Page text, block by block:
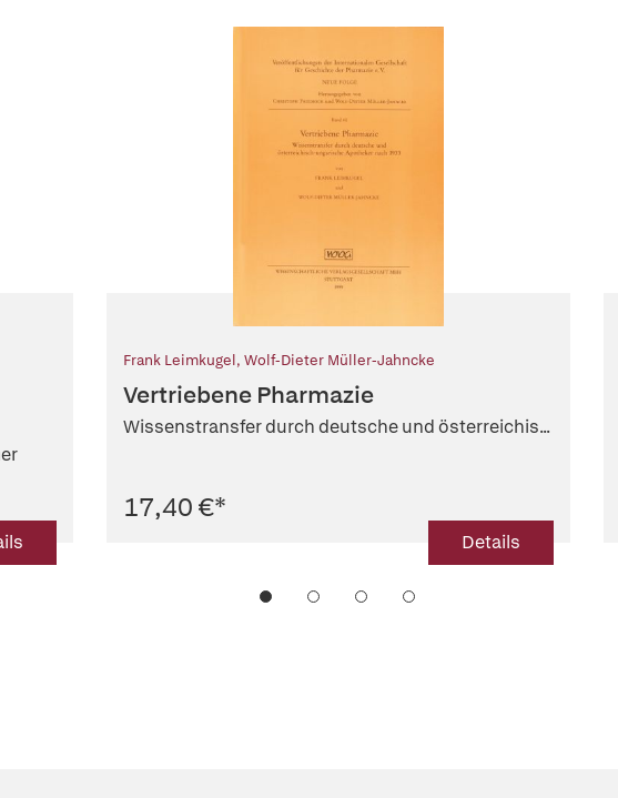
Frank Leimkugel, Wolf-Dieter Müller-Jahncke
Vertriebene Pharmazie
Wissenstransfer durch deutsche und österreichis...
17,40 €*
Details